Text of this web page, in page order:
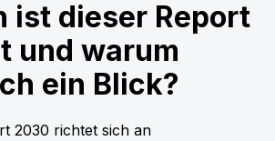
ist dieser Report
und warum
ein Blick?
2030 richtet sich an